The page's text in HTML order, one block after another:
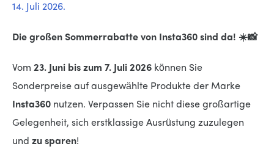
14. Juli 2026.
Die großen Sommerrabatte von Insta360 sind da! ☀️📸
Vom 23. Juni bis zum 7. Juli 2026 können Sie
Sonderpreise auf ausgewählte Produkte der Marke
Insta360 nutzen. Verpassen Sie nicht diese großartige
Gelegenheit, sich erstklassige Ausrüstung zuzulegen
und zu sparen!